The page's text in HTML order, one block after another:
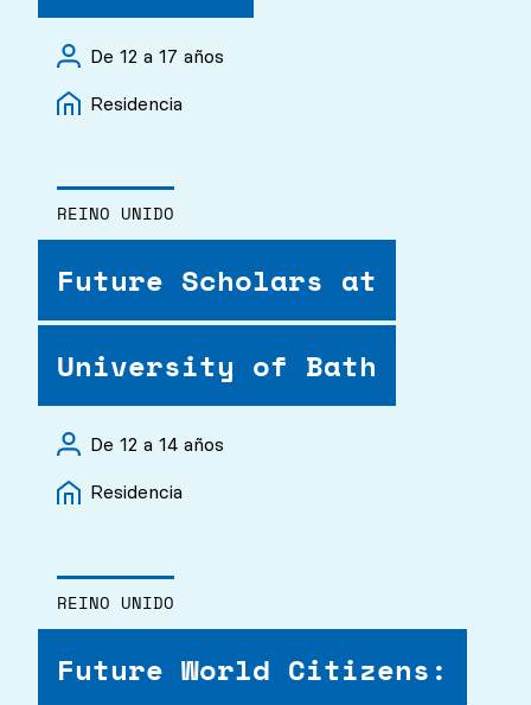
De 12 a 17 años
Residencia
REINO UNIDO
Future Scholars at
University of Bath
De 12 a 14 años
Residencia
REINO UNIDO
Future World Citizens: